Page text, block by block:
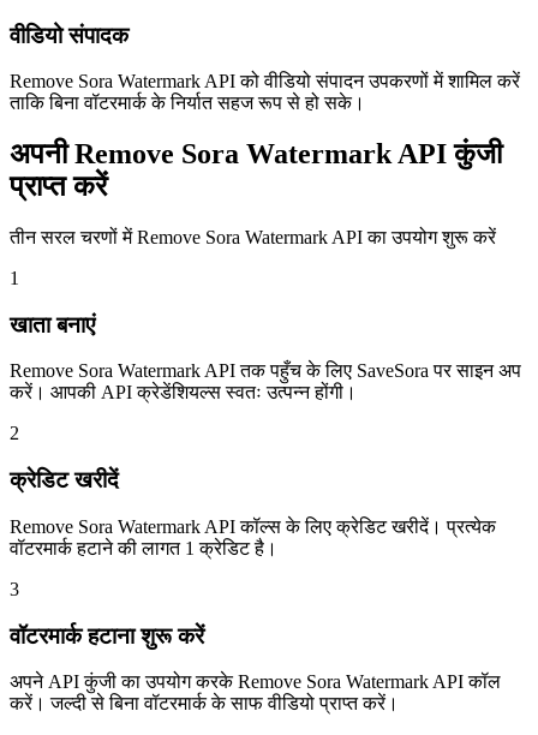
वीडियो संपादक
Remove Sora Watermark API को वीडियो संपादन उपकरणों में शामिल करें
ताकि बिना वॉटरमार्क के निर्यात सहज रूप से हो सके।
अपनी Remove Sora Watermark API कुंजी
प्राप्त करें
तीन सरल चरणों में Remove Sora Watermark API का उपयोग शुरू करें
1
खाता बनाएं
Remove Sora Watermark API तक पहुँच के लिए SaveSora पर साइन अप
करें। आपकी API क्रेडेंशियल्स स्वतः उत्पन्न होंगी।
2
क्रेडिट खरीदें
Remove Sora Watermark API कॉल्स के लिए क्रेडिट खरीदें। प्रत्येक
वॉटरमार्क हटाने की लागत 1 क्रेडिट है।
3
वॉटरमार्क हटाना शुरू करें
अपने API कुंजी का उपयोग करके Remove Sora Watermark API कॉल
करें। जल्‍दी से बिना वॉटरमार्क के साफ वीडियो प्राप्त करें।